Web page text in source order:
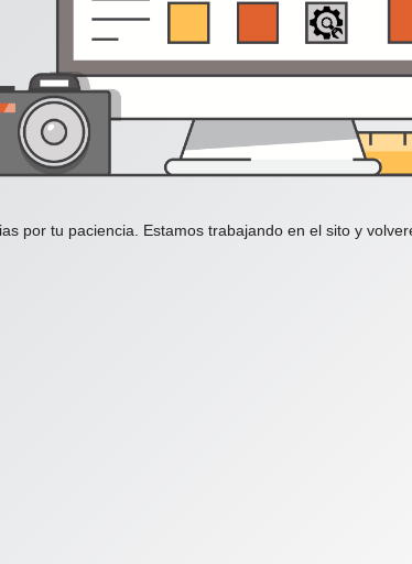
por tu paciencia. Estamos trabajando en el sito y